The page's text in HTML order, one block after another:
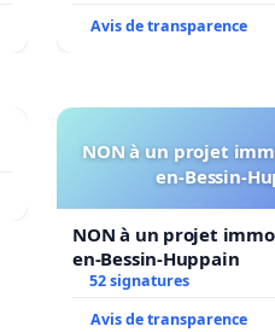
Avis de transparence
NON à un projet
en-Bessin-
NON à un projet
en-Bessin-Huppain
52 signatures
Avis de transparence